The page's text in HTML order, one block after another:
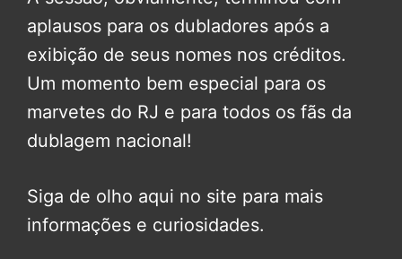
aplausos para os dubladores após a
exibição de seus nomes nos créditos.
Um momento bem especial para os
marvetes do RJ e para todos os fãs da
dublagem nacional!
Siga de olho aqui no site para mais
informações e curiosidades.